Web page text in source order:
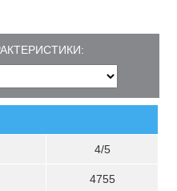
4/5
4755